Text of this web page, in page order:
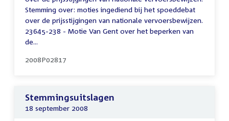
Stemming over: moties ingediend bij het spoeddebat
over de prijsstijgingen van nationale vervoersbewijzen.
23645-238 - Motie Van Gent over het beperken van
de...
2008P02817
Stemmingsuitslagen
18 september 2008